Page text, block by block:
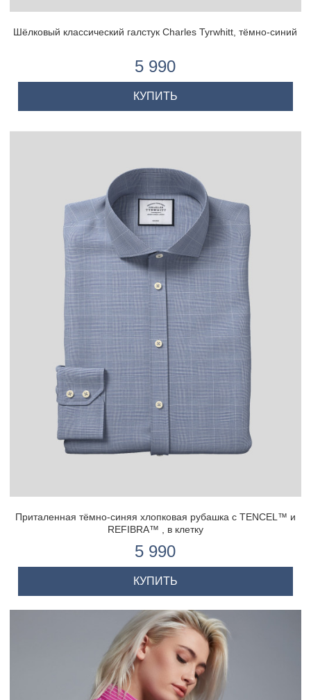
Шёлковый классический галстук Charles Tyrwhitt, тёмно-синий
5 990
КУПИТЬ
Приталенная тёмно-синяя хлопковая рубашка с TENCEL™ и
REFIBRA™ , в клетку
5 990
КУПИТЬ